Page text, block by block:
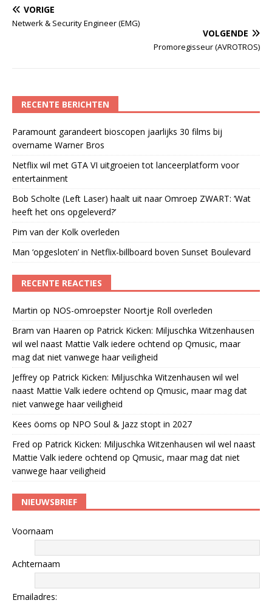
VORIGE
Netwerk & Security Engineer (EMG)
VOLGENDE
Promoregisseur (AVROTROS)
RECENTE BERICHTEN
Paramount garandeert bioscopen jaarlijks 30 films bij
overname Warner Bros
Netflix wil met GTA VI uitgroeien tot lanceerplatform voor
entertainment
Bob Scholte (Left Laser) haalt uit naar Omroep ZWART: ‘Wat
heeft het ons opgeleverd?’
Pim van der Kolk overleden
Man ‘opgesloten’ in Netflix-billboard boven Sunset Boulevard
RECENTE REACTIES
Martin op NOS-omroepster Noortje Roll overleden
Bram van Haaren op Patrick Kicken: Miljuschka Witzenhausen
wil wel naast Mattie Valk iedere ochtend op Qmusic, maar
mag dat niet vanwege haar veiligheid
Jeffrey op Patrick Kicken: Miljuschka Witzenhausen wil wel
naast Mattie Valk iedere ochtend op Qmusic, maar mag dat
niet vanwege haar veiligheid
Kees öoms op NPO Soul & Jazz stopt in 2027
Fred op Patrick Kicken: Miljuschka Witzenhausen wil wel naast
Mattie Valk iedere ochtend op Qmusic, maar mag dat niet
vanwege haar veiligheid
NIEUWSBRIEF
Voornaam
Achternaam
Emailadres: